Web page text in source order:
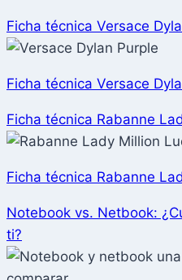
Ficha técnica Versace
Ficha técnica Versace
Ficha técnica Rabanne
Ficha técnica Rabanne
Notebook vs. Netbook:
ti?